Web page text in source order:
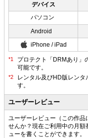
デバイス
パソコン
Android
iPhone / iPad
プロテクト「DRMあり」
可能です。
ユーザーレビュー
ユーザーレビュー（この作
せんか？現在ご利用中の月
ューを書くことができます。